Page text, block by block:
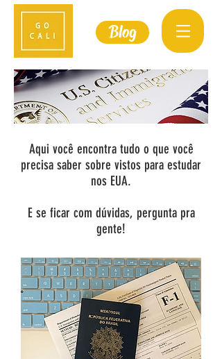
Blog
Aqui você encontra tudo o que você
precisa saber sobre vistos para estudar
nos EUA.
E se ficar com dúvidas, perguntapra
gente!